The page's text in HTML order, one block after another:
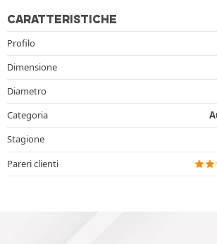
CARATTERISTICHE
Profilo
Dimensione
Diametro
Categoria
Stagione
Pareri clienti